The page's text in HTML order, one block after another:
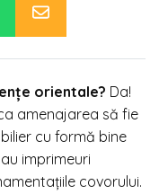
orientale? Da!
amenajarea să fie
cu formă bine
imprimeuri
covorului.